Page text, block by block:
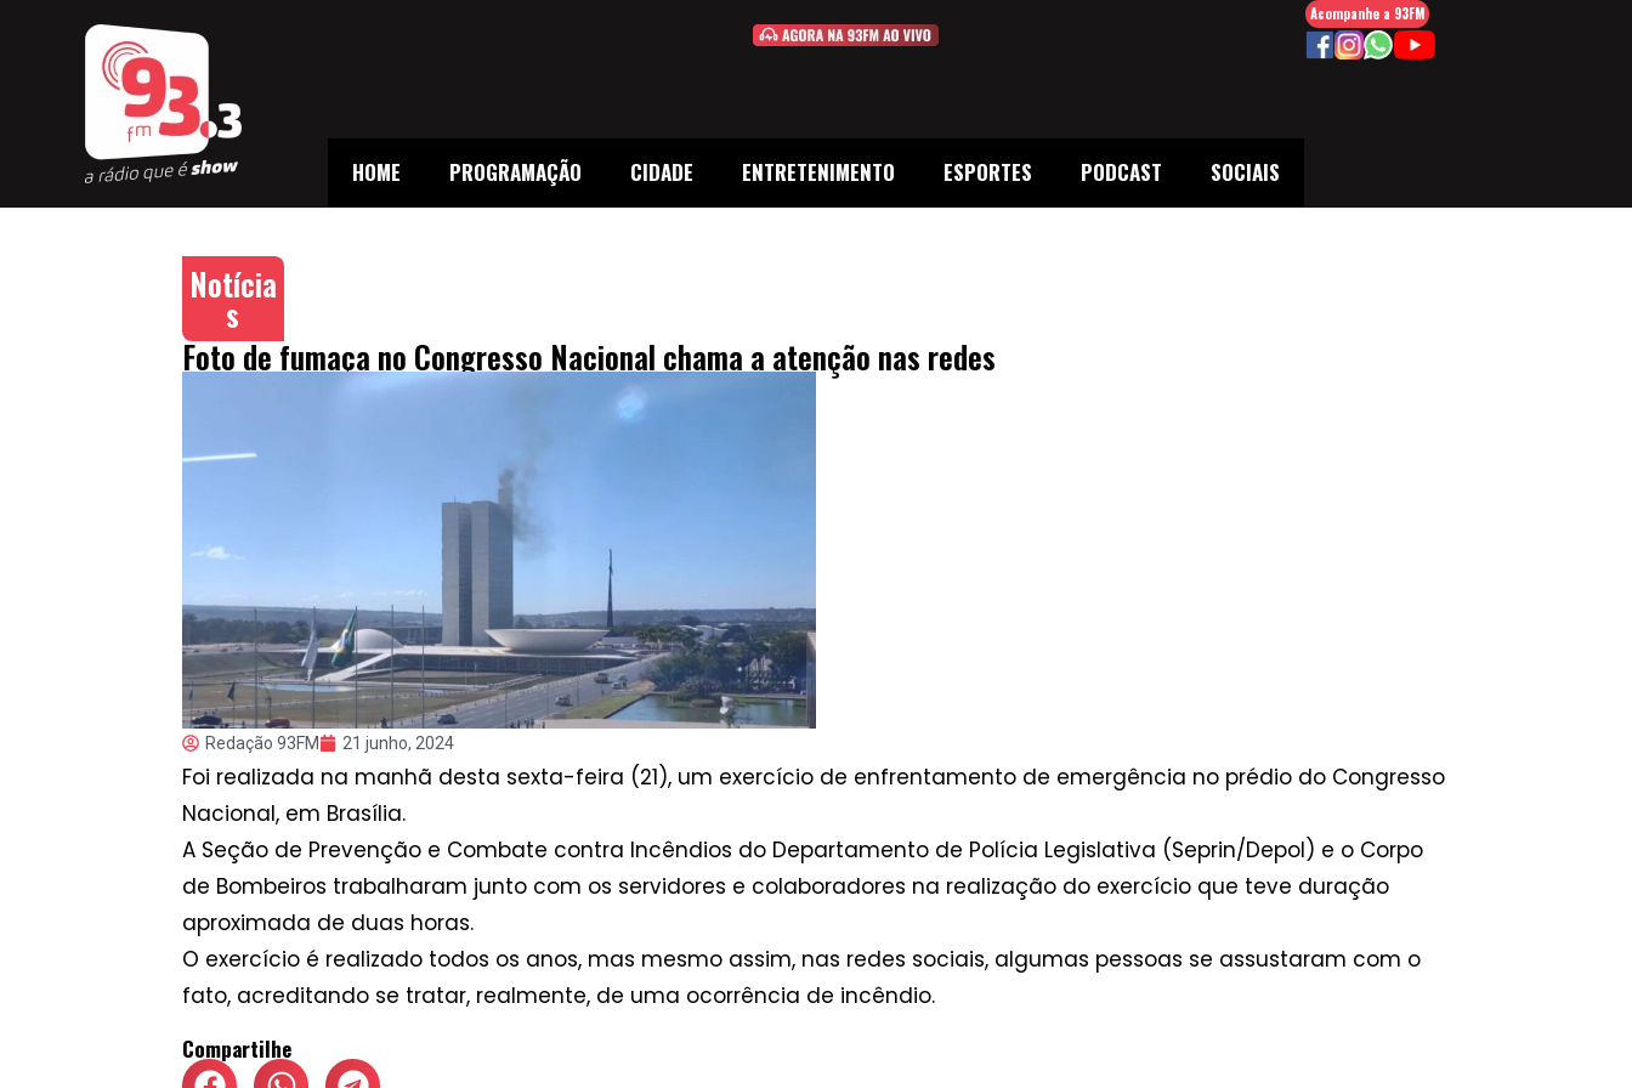
HOME PROGRAMAÇÃO CIDADE ENTRETENIMENTO ESPORTES PODCAST SOCIAIS
Acompanhe a 93FM
Notícia
s
Foto de fumaça no Congresso Nacional chama a atenção nas redes
Redação 93FM 21 junho, 2024
Foi realizada na manhã desta sexta-feira (21), um exercício de enfrentamento de emergência no prédio do Congresso
Nacional, em Brasília.
A Seção de Prevenção e Combate contra Incêndios do Departamento de Polícia Legislativa (Seprin/Depol) e o Corpo
de Bombeiros trabalharam junto com os servidores e colaboradores na realização do exercício que teve duração
aproximada de duas horas.
O exercício é realizado todos os anos, mas mesmo assim, nas redes sociais, algumas pessoas se assustaram com o
fato, acreditando se tratar, realmente, de uma ocorrência de incêndio.
Compartilhe